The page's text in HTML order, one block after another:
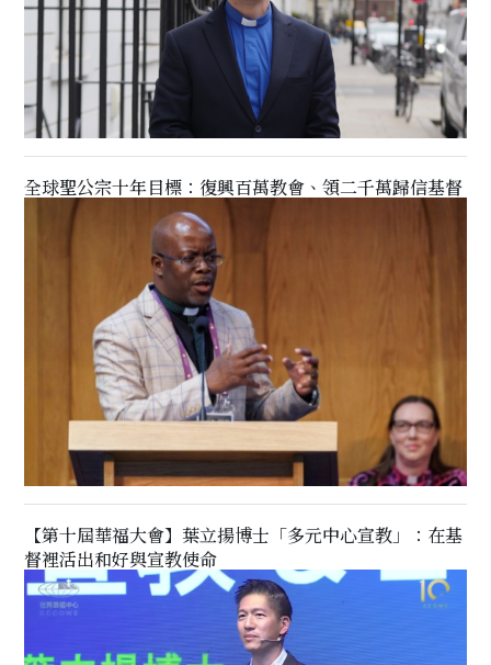
全球聖公宗十年目標：復興百萬教會、領二千萬歸信基督
【第十屆華福大會】葉立揚博士「多元中心宣教」：在基
督裡活出和好與宣教使命